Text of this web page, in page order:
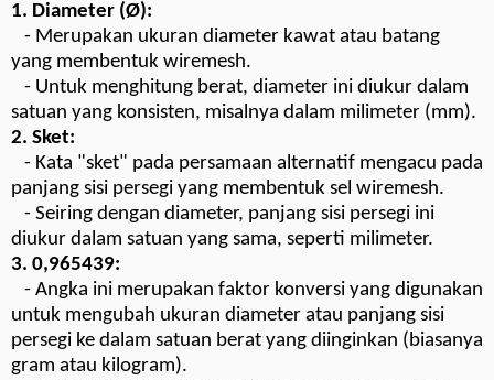
1. Diameter (Ø):
- Merupakan ukuran diameter kawat atau batang
yang membentuk wiremesh.
- Untuk menghitung berat, diameter ini diukur dalam
satuan yang konsisten, misalnya dalam milimeter (mm).
2. Sket:
- Kata "sket" pada persamaan alternatif mengacu pada
panjang sisi persegi yang membentuk sel wiremesh.
- Seiring dengan diameter, panjang sisi persegi ini
diukur dalam satuan yang sama, seperti milimeter.
3. 0,965439:
- Angka ini merupakan faktor konversi yang digunakan
untuk mengubah ukuran diameter atau panjang sisi
persegi ke dalam satuan berat yang diinginkan (biasanya
gram atau kilogram).